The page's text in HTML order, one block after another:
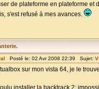
de plateforme en plateforme
s'est refusé à mes avances.
Posté le: 02 Avr 2008 22:39 Sujet:
sur mon vista 64, je le
installer la backtrack 2: